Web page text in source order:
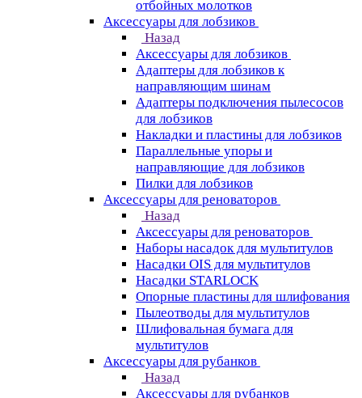
отбойных молотков
Аксессуары для лобзиков
Назад
Аксессуары для лобзиков
Адаптеры для лобзиков к
направляющим шинам
Адаптеры подключения пылесосов
для лобзиков
Накладки и пластины для лобзиков
Параллельные упоры и
направляющие для лобзиков
Пилки для лобзиков
Аксессуары для реноваторов
Назад
Аксессуары для реноваторов
Наборы насадок для мультитулов
Насадки OIS для мультитулов
Насадки STARLOCK
Опорные пластины для шлифования
Пылеотводы для мультитулов
Шлифовальная бумага для
мультитулов
Аксессуары для рубанков
Назад
Аксессуары для рубанков